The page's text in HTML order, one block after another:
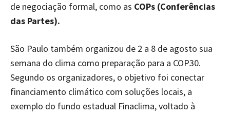
de negociação formal, como as COPs (Conferências
das Partes).
São Paulo também organizou de 2 a 8 de agosto sua
semana do clima como preparação para a COP30.
Segundo os organizadores, o objetivo foi conectar
financiamento climático com soluções locais, a
exemplo do fundo estadual Finaclima, voltado à